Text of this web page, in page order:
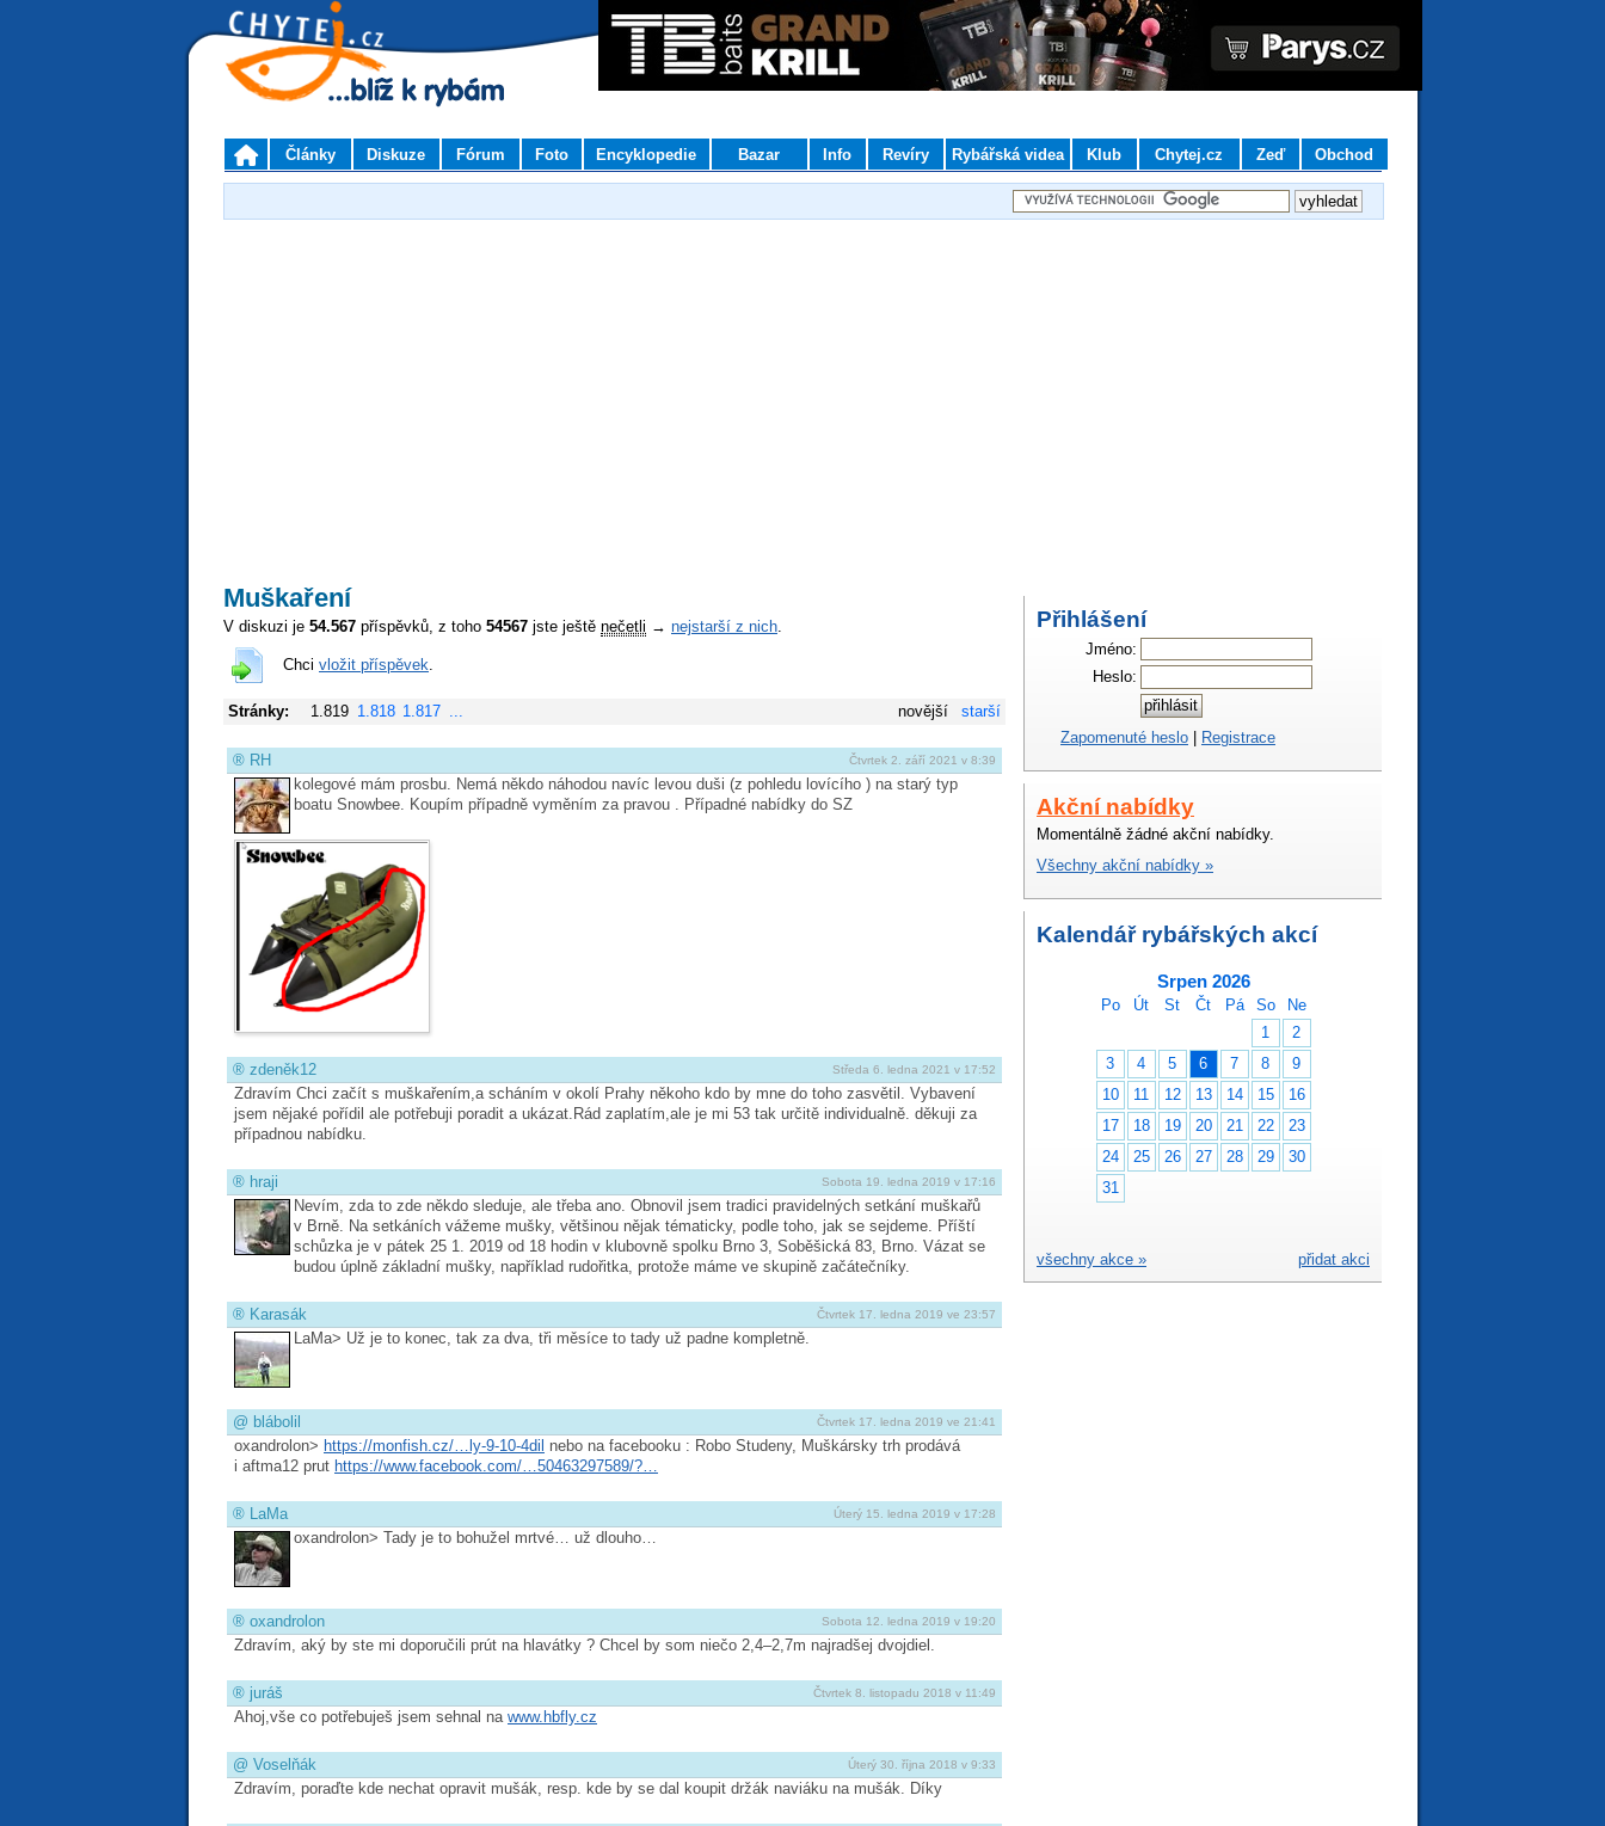
Články Diskuze Fórum Foto Encyklopedie Bazar Info Revíry Rybářská videa Klub Chytej.cz Zeď Obchod
Muškaření
V diskuzi je 54.567 příspěvků, z toho 54567 jste ještě nečetli → nejstarší z nich.
Chci vložit příspěvek
novější starší
Stránky: 1.819 1.818 1.817 ...
Čtvrtek 2. září 2021 v 8:39
® RH
kolegové mám prosbu. Nemá někdo náhodou navíc levou duši (z pohledu lovícího ) na starý typ
boatu Snowbee. Koupím případně vyměním za pravou . Případné nabídky do SZ
Středa 6. ledna 2021 v 17:52
® zdeněk12
Zdravím Chci začít s muškařením,a scháním v okolí Prahy někoho kdo by mne do toho zasvětil. Vybavení
jsem nějaké pořídil ale potřebuji poradit a ukázat.Rád zaplatím,ale je mi 53 tak určitě individualně. děkuji za
případnou nabídku.
Sobota 19. ledna 2019 v 17:16
® hraji
Nevím, zda to zde někdo sleduje, ale třeba ano. Obnovil jsem tradici pravidelných setkání muškařů
v Brně. Na setkáních vážeme mušky, většinou nějak tématicky, podle toho, jak se sejdeme. Příští
schůzka je v pátek 25 1. 2019 od 18 hodin v klubovně spolku Brno 3, Soběšická 83, Brno. Vázat se
budou úplně základní mušky, například rudořitka, protože máme ve skupině začátečníky.
Čtvrtek 17. ledna 2019 ve 23:57
® Karasák
LaMa> Už je to konec, tak za dva, tři měsíce to tady už padne kompletně.
Čtvrtek 17. ledna 2019 ve 21:41
@ blábolil
oxandrolon> https://monfish.cz/…ly-9-10-4dil nebo na facebooku : Robo Studeny‎, Muškársky trh prodává
i aftma12 prut https://www.facebook.com/…50463297589/?…
Úterý 15. ledna 2019 v 17:28
®
LaMa
oxandrolon> Tady je to bohužel mrtvé… už dlouho…
Sobota 12. ledna 2019 v 19:20
® oxandrolon
Zdravím, aký by ste mi doporučili prút na hlavátky ? Chcel by som niečo 2,4–2,7m najradšej dvojdiel.
Čtvrtek 8. listopadu 2018 v 11:49
® juráš
Ahoj,vše co potřebuješ jsem sehnal na www.hbfly.cz
Úterý 30. října 2018 v 9:33
@ Voselňák
Zdravím, poraďte kde nechat opravit mušák, resp. kde by se dal koupit držák naviáku na mušák. Díky
Přihlášení
Jméno:
Heslo:
Zapomenuté heslo | Registrace
Akční nabídky
Momentálně žádné akční nabídky.
Všechny akční nabídky »
Kalendář rybářských akcí
Srpen 2026
Po Út St Čt Pá So
Ne
1
2
3
4 5 6 7 8
9
10
11 12 13 14 15
16
17
18 19 20 21 22
23
24
25 26 27 28 29
30
31
přidat akci
všechny akce »